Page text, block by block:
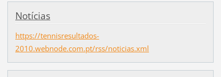
Notícias
https://tennisresultados-
2010.webnode.com.pt/rss/noticias.xml